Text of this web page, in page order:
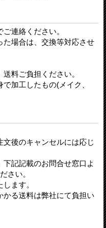
連絡ください。
た場合は、交換等対応させ
料ご負担ください。
加工したもの(メイク、
後のキャンセルには応じ
記記載のお問合せ窓口よ
さい。
ます。
かる送料は弊社にて負担い